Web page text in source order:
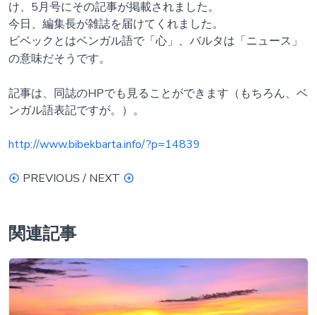
け、5月号にその記事が掲載されました。
今日、編集長が雑誌を届けてくれました。
ビベックとはベンガル語で「心」、バルタは「ニュース」
の意味だそうです。
記事は、同誌のHPでも見ることができます（もちろん、ベ
ンガル語表記ですが。）。
http://www.bibekbarta.info/?p=14839
PREVIOUS / NEXT
関連記事